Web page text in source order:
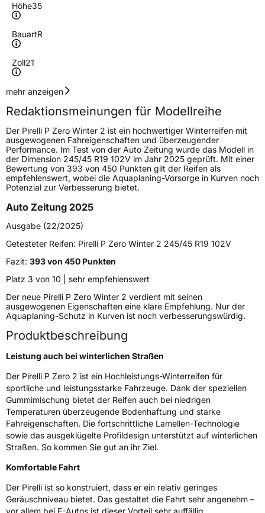
Höhe35
BauartR
Zoll21
Geschwindigkeitsindex
Höchstgeschwindigkeit
270 km/h
Lastindex101
Höchstlast825 kg
Gewicht (in kg) 12,432 kg
Generelle Merkmale
FahrzeugtypPKW
VerwendungWinterreifen
ModellnameP Zero Winter 2
FahrzeugartPKW & SUV
Weitere Eigenschaften
SchlauchtypTL
Zustand Neureifen
M+SJa
VerstärktXL
FelgenschutzFP
EU Label
EffizienzC
mehr anzeigen
Redaktionsmeinungen für Modellreihe
Der Pirelli P Zero Winter 2 ist ein hochwertiger Winterreifen mit
ausgewogenen Fahreigenschaften und überzeugender
Performance. Im Test von der Auto Zeitung wurde das Modell in
der Dimension 245/45 R19 102V im Jahr 2025 geprüft. Mit einer
Bewertung von 393 von 450 Punkten gilt der Reifen als
empfehlenswert, wobei die Aquaplaning-Vorsorge in Kurven noch
Potenzial zur Verbesserung bietet.
Auto Zeitung 2025
Ausgabe (22/2025)
Getesteter Reifen: Pirelli P Zero Winter 2 245/45 R19 102V
Fazit: 393 von 450 Punkten
Platz 3 von 10 | sehr empfehlenswert
Der neue Pirelli P Zero Winter 2 verdient mit seinen
ausgewogenen Eigenschaften eine klare Empfehlung. Nur der
Aquaplaning-Schutz in Kurven ist noch verbesserungswürdig.
Produktbeschreibung
Leistung auch bei winterlichen Straßen
Der Pirelli P Zero 2 ist ein Hochleistungs-Winterreifen für
sportliche und leistungsstarke Fahrzeuge. Dank der speziellen
Gummimischung bietet der Reifen auch bei niedrigen
Temperaturen überzeugende Bodenhaftung und starke
Fahreigenschaften. Die fortschrittliche Lamellen-Technologie
sowie das ausgeklügelte Profildesign unterstützt auf winterlichen
Straßen. So kommen Sie gut an ihr Ziel.
Komfortable Fahrt
Der Pirelli ist so konstruiert, dass er ein relativ geringes
Geräuschniveau bietet. Das gestaltet die Fahrt sehr angenehm –